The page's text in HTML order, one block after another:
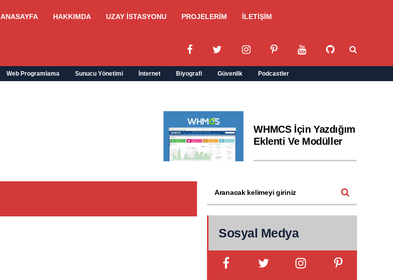
ANASAYFA HAKKIMDA UZAY İSTASYONU PROJELERİM İLETİŞİM
Web Programlama Sunucu Yönetimi İnternet Biyografi Güvenlik Podcastler
WHMCS İçin Yazdığım
Eklenti Ve Modüller
Sosyal Medya